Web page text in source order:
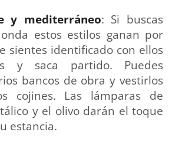
y mediterráneo: Si buscas
estos estilos ganan por
sientes identificado con ellos
y saca partido. Puedes
bancos de obra y vestirlos
cojines. Las lámparas de
y el olivo darán el toque
estancia.